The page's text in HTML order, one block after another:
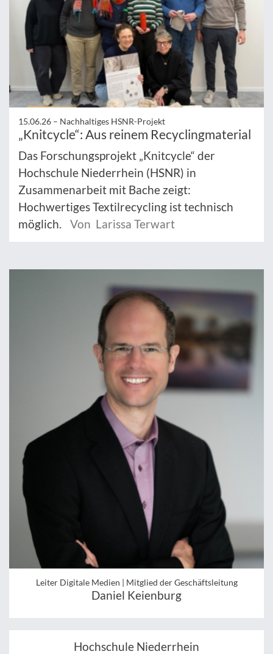
15.06.26 – Nachhaltiges HSNR-Projekt
„Knitcycle“: Aus reinem Recyclingmaterial
Das Forschungsprojekt „Knitcycle“ der
Hochschule Niederrhein (HSNR) in
Zusammenarbeit mit Bache zeigt:
Hochwertiges Textilrecycling ist technisch
möglich.
Von Larissa Terwart
Leiter Digitale Medien | Mitglied der Geschäftsleitung
Daniel Keienburg
Hochschule Niederrhein